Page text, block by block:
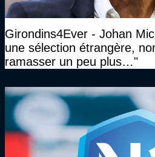
Girondins4Ever - Johan
une sélection étrangère,
ramasser un peu plus…"